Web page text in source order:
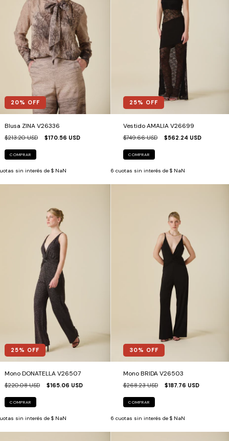
20% OFF
Blusa ZINA V26336
$213.20 USD $170.56 USD
COMPRAR
sin interés de $ NaN
25% OFF
Vestido AMALIA V26699
$749.66 USD $562.24 USD
COMPRAR
6 cuotas sin interés de $ NaN
25% OFF
Mono DONATELLA V26507
$220.08 USD $165.06 USD
COMPRAR
sin interés de $ NaN
30% OFF
Mono BRIDA V26503
$268.23 USD $187.76 USD
COMPRAR
6 cuotas sin interés de $ NaN